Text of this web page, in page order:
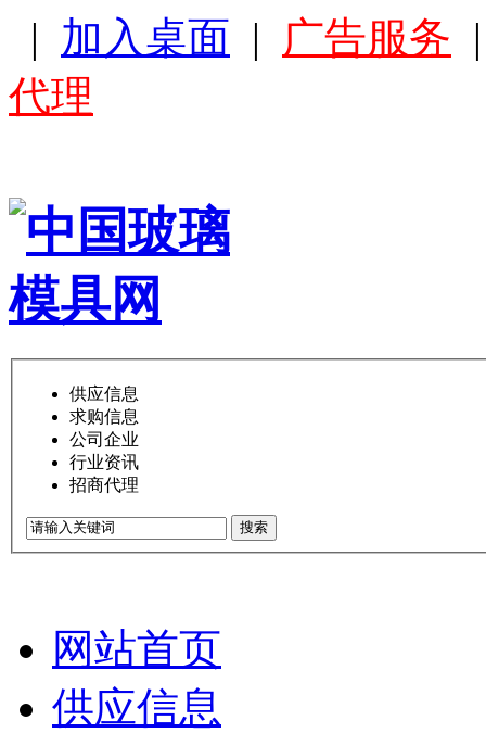
| 加入桌面 | 广告服务
代理
供应信息
求购信息
公司企业
行业资讯
招商代理
搜索
网站首页
供应信息